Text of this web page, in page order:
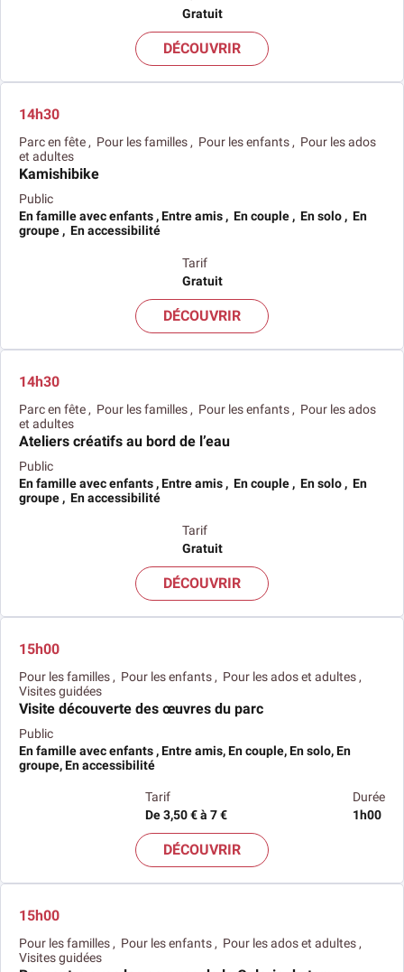
Gratuit
DÉCOUVRIR
14h30
Parc en fête , Pour les familles , Pour les enfants , Pour les ados
et adultes
Kamishibike
Public
En famille avec enfants , Entre amis , En couple , En solo , En
groupe , En accessibilité
Tarif
Gratuit
DÉCOUVRIR
14h30
Parc en fête , Pour les familles , Pour les enfants , Pour les ados
et adultes
Ateliers créatifs au bord de l’eau
Public
En famille avec enfants , Entre amis , En couple , En solo , En
groupe , En accessibilité
Tarif
Gratuit
DÉCOUVRIR
15h00
Pour les familles , Pour les enfants , Pour les ados et adultes ,
Visites guidées
Visite découverte des œuvres du parc
Public
En famille avec enfants , Entre amis, En couple, En solo, En
groupe, En accessibilité
Durée
1h00
Tarif
De 3,50 € à 7 €
DÉCOUVRIR
15h00
Pour les familles , Pour les enfants , Pour les ados et adultes ,
Visites guidées